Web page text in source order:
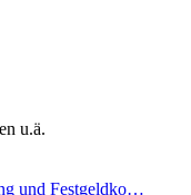
u.ä.
und Festgeldko…